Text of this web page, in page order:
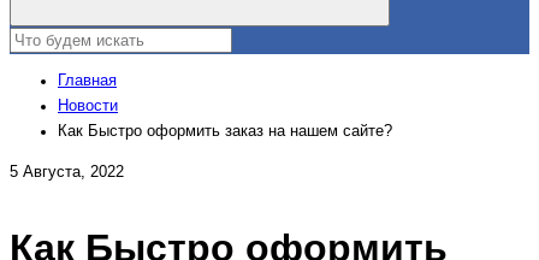
Главная
Новости
Как Быстро оформить заказ на нашем сайте?
5 Августа, 2022
Как Быстро оформить